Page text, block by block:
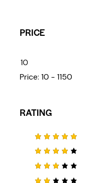
PRICE
10
Price: 10 - 1150
RATING
Note
5
sur 5
Note
4
sur 5
Note